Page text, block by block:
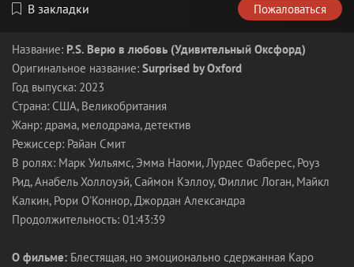
В закладки Пожаловаться
Название: P.S. Верю в любовь (Удивительный Оксфорд)
Оригинальное название: Surprised by Oxford
Год выпуска: 2023
Страна: США, Великобритания
Жанр: драма, мелодрама, детектив
Режиссер: Райан Смит
В ролях: Марк Уильямс, Эмма Наоми, Лурдес Фаберес, Роуз
Рид, Анабель Холлоуэй, Саймон Кэллоу, Филлис Логан, Майкл
Калкин, Рори О'Коннор, Джордан Александра
Продолжительность: 01:43:39
О фильме: Блестящая, но эмоционально сдержанная Каро